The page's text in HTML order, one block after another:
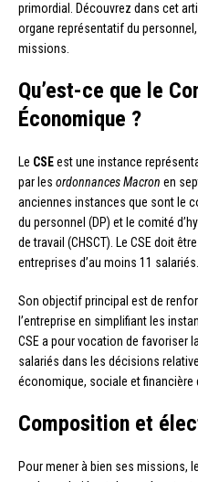
primordial. Découvrez dans cet
organe représentatif du
missions.
Qu’est-ce que le
Économique ?
Le CSEest une instance
par les ordonnances Macron en
anciennes instances que sont le
du personnel (DP) et le comité
de travail (CHSCT). Le CSE doit
entreprises d’au moins 11 salariés.
Son objectif principal est de
l’entreprise en simplifiant les
CSE a pour vocation de favoriser
salariés dans les décisions
économique, sociale et financière
Composition et
Pour mener à bien ses missions,